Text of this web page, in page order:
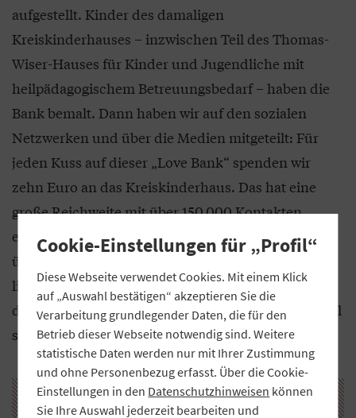
aufgestellt. Kinder des damaligen
Kreiskinderhauses – inzwischen Teil des Thomas-
Wiser-Hauses für Kinder und Jugendliche mit
heilpädagogischem Betreuungsbedarf – haben die
Bank bemalt. Dann haben wir auf den sozialen
Netzwerken und über die Medien mitgeteilt: Für
jeden Kuss auf dieser „Love Bank“ spenden wir
zehn Euro an das Kreiskinderhaus. Das hat eine
große Reichweite mit über 150.000 Kontakten
erzielt. Vor Ort geküsst haben sich im ersten Jahr
über 170 Menschen. Weil die Aktion so erfolgreich
lief, wiederholen wir sie seitdem jedes Jahr. Wegen
der Corona-Pandemie fand sie 2021 und 2022 digital
statt.
Cookie-Einstellungen für „Profil“
Diese Webseite verwendet Cookies. Mit einem Klick
auf „Auswahl bestätigen“ akzeptieren Sie die
Verarbeitung grundlegender Daten, die für den
Betrieb dieser Webseite notwendig sind. Weitere
statistische Daten werden nur mit Ihrer Zustimmung
und ohne Personenbezug erfasst. Über die Cookie-
Einstellungen in den Datenschutzhinweisen können
Sie Ihre Auswahl jederzeit bearbeiten und